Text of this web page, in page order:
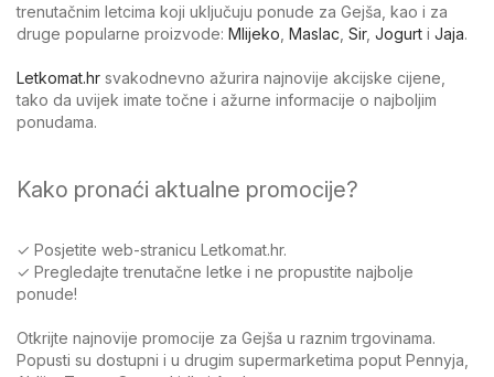
trenutačnim letcima koji uključuju ponude za Gejša, kao i za
druge popularne proizvode: Mlijeko Maslac Sir, Jogurt i Jaja.
Letkomat.hr svakodnevno ažurira najnovije akcijske cijene,
tako da uvijek imate točne i ažurne informacije o najboljim
ponudama.
Kako pronaći aktualne promocije?
✓ Posjetite web-stranicu Letkomat.hr.
✓ Pregledajte trenutačne letke i ne propustite najbolje
ponude!
Otkrijte najnovije promocije za Gejša u raznim trgovinama.
Popusti su dostupni i u drugim supermarketima poput Pennyja,